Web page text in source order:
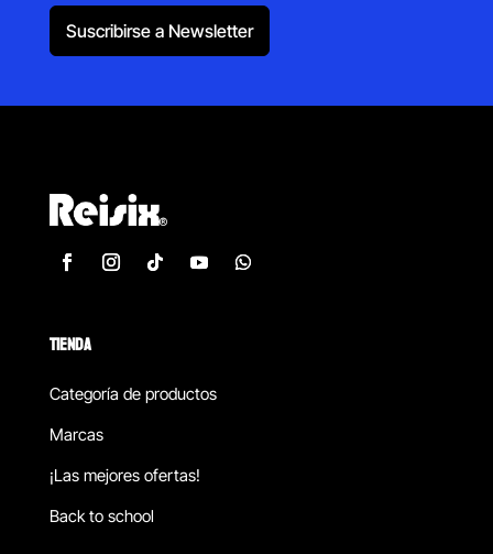
Suscribirse a Newsletter
TIENDA
Categoría de productos
Marcas
¡Las mejores ofertas!
Back to school